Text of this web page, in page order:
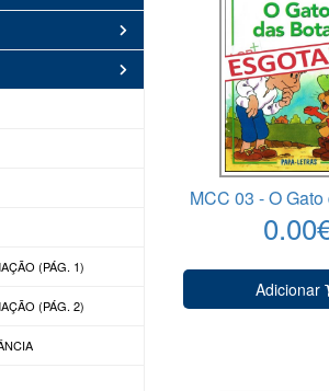
(PÁG. 1)
(PÁG. 2)
MCC 03 - O
Adicionar